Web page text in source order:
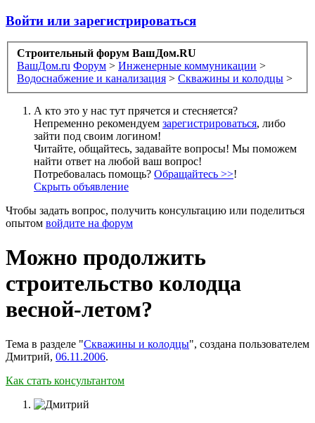
Войти или зарегистрироваться
Строительный форум ВашДом.RU
ВашДом.ru Форум > Инженерные коммуникации >
Водоснабжение и канализация > Скважины и колодцы >
А кто это у нас тут прячется и стесняется?
Непременно рекомендуем зарегистрироваться, либо
зайти под своим логином!
Читайте, общайтесь, задавайте вопросы! Мы поможем
найти ответ на любой ваш вопрос!
Потребовалась помощь? Обращайтесь >>!
Скрыть объявление
Чтобы задать вопрос, получить консультацию или поделиться
опытом войдите на форум
Можно продолжить
строительство колодца
весной-летом?
Тема в разделе "Скважины и колодцы", создана пользователем
Дмитрий, 06.11.2006.
Как стать консультантом